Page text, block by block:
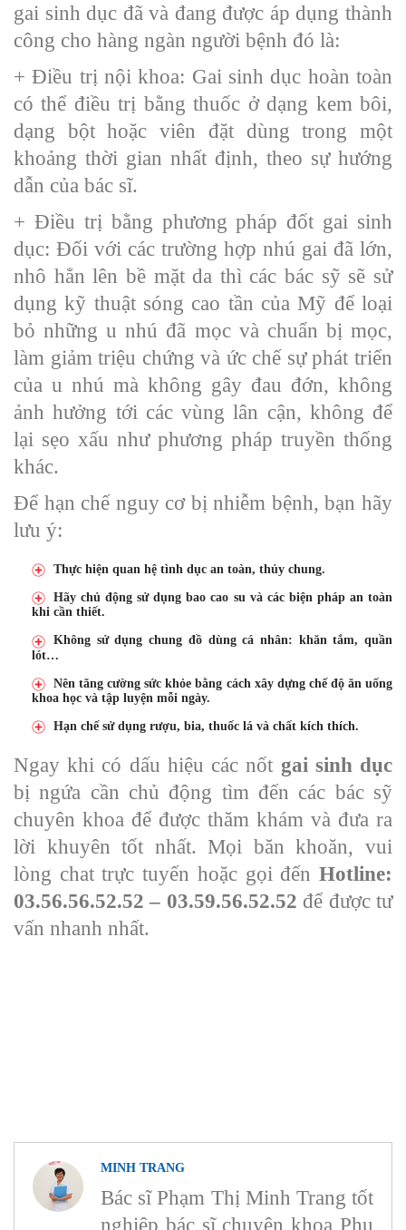
gai sinh dục đã và đang được áp dụng thành
công cho hàng ngàn người bệnh đó là:
+ Điều trị nội khoa: Gai sinh dục hoàn toàn
có thể điều trị bằng thuốc ở dạng kem bôi,
dạng bột hoặc viên đặt dùng trong một
khoảng thời gian nhất định, theo sự hướng
dẫn của bác sĩ.
+ Điều trị bằng phương pháp đốt gai sinh
dục: Đối với các trường hợp nhú gai đã lớn,
nhô hẳn lên bề mặt da thì các bác sỹ sẽ sử
dụng kỹ thuật sóng cao tần của Mỹ để loại
bỏ những u nhú đã mọc và chuẩn bị mọc,
làm giảm triệu chứng và ức chế sự phát triển
của u nhú mà không gây đau đớn, không
ảnh hưởng tới các vùng lân cận, không để
lại sẹo xấu như phương pháp truyền thống
khác.
Để hạn chế nguy cơ bị nhiễm bệnh, bạn hãy
lưu ý:
Thực hiện quan hệ tình dục an toàn, thủy chung.
Hãy chủ động sử dụng bao cao su và các biện pháp an toàn
khi cần thiết.
Không sử dụng chung đồ dùng cá nhân: khăn tắm, quần
lót…
Nên tăng cường sức khỏe bằng cách xây dựng chế độ ăn uống
khoa học và tập luyện mỗi ngày.
Hạn chế sử dụng rượu, bia, thuốc lá và chất kích thích.
Ngay khi có dấu hiệu các nốt gai sinh dục
bị ngứa cần chủ động tìm đến các bác sỹ
chuyên khoa để được thăm khám và đưa ra
lời khuyên tốt nhất. Mọi băn khoăn, vui
lòng chat trực tuyến hoặc gọi đến Hotline:
03.56.56.52.52 – 03.59.56.52.52 để được tư
vấn nhanh nhất.
MINH TRANG
Bác sĩ Phạm Thị Minh Trang tốt
nghiệp bác sĩ chuyên khoa Phụ